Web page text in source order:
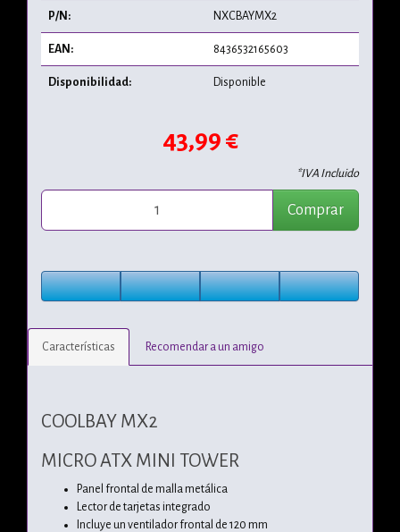
P/N: NXCBAYMX2
EAN: 8436532165603
Disponibilidad: Disponible
43,99 €
*IVA Incluido
Comprar
Características Recomendar a un amigo
COOLBAY MX2
MICRO ATX MINI TOWER
Panel frontal de malla metálica
Lector de tarjetas integrado
Incluye un ventilador frontal de 120 mm